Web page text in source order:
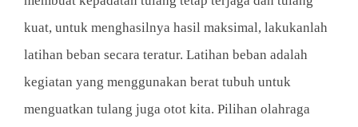
kuat, untuk menghasilnya hasil maksimal, lakukanlah
latihan beban secara teratur. Latihan beban adalah
kegiatan yang menggunakan berat tubuh untuk
menguatkan tulang juga otot kita. Pilihan olahraga